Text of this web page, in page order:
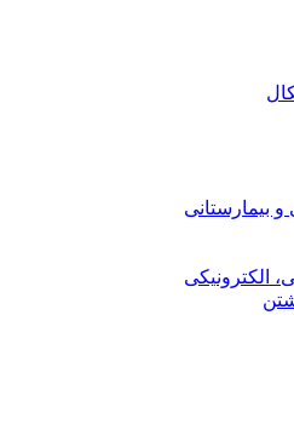
و بیمارستانی
الکترونیکی